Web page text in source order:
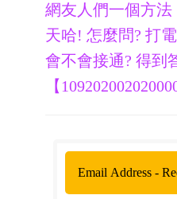
網友人們一個方
天哈! 怎麼問? 打
會不會接通? 得到
【